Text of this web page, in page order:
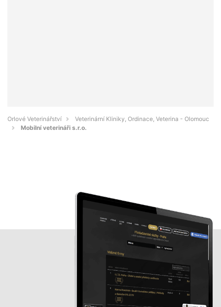
Orlové Veterinářství
Veterinární Kliniky, Ordinace, Veterina - Olomouc
Mobilní veterináři s.r.o.